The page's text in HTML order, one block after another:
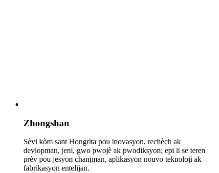
Zhongshan
Sèvi kòm sant Hongrita pou inovasyon, rechèch ak
devlopman, jeni, gwo pwojè ak pwodiksyon; epi li se teren
prèv pou jesyon chanjman, aplikasyon nouvo teknoloji ak
fabrikasyon entelijan.